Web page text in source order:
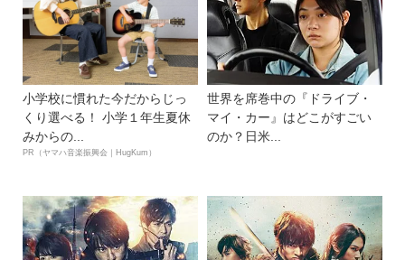
小学校に慣れた今だからじっ
くり選べる！ 小学１年生夏休
みからの...
PR（ヤマハ音楽振興会｜HugKum）
世界を席巻中の『ドライブ・
マイ・カー』はどこがすごい
のか？日米...